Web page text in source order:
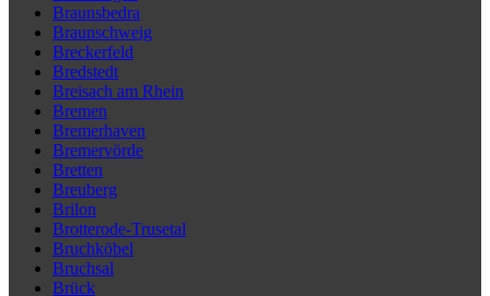
Braunsbedra
Braunschweig
Breckerfeld
Bredstedt
Breisach am Rhein
Bremen
Bremerhaven
Bremervörde
Bretten
Breuberg
Brilon
Brotterode-Trusetal
Bruchköbel
Bruchsal
Brück